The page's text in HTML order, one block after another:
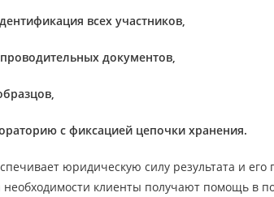
всех участников,
документов,
с фиксацией цепочки хранения.
юридическую силу результата и
клиенты получают помощь в